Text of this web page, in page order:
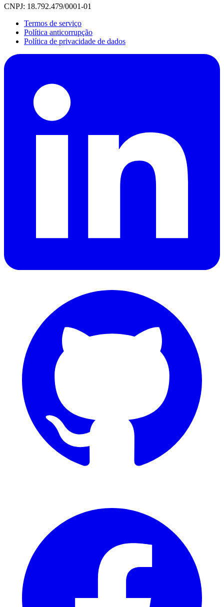
CNPJ: 18.792.479/0001-01
Termos de serviço
Política anticorrupção
Política de privacidade de dados